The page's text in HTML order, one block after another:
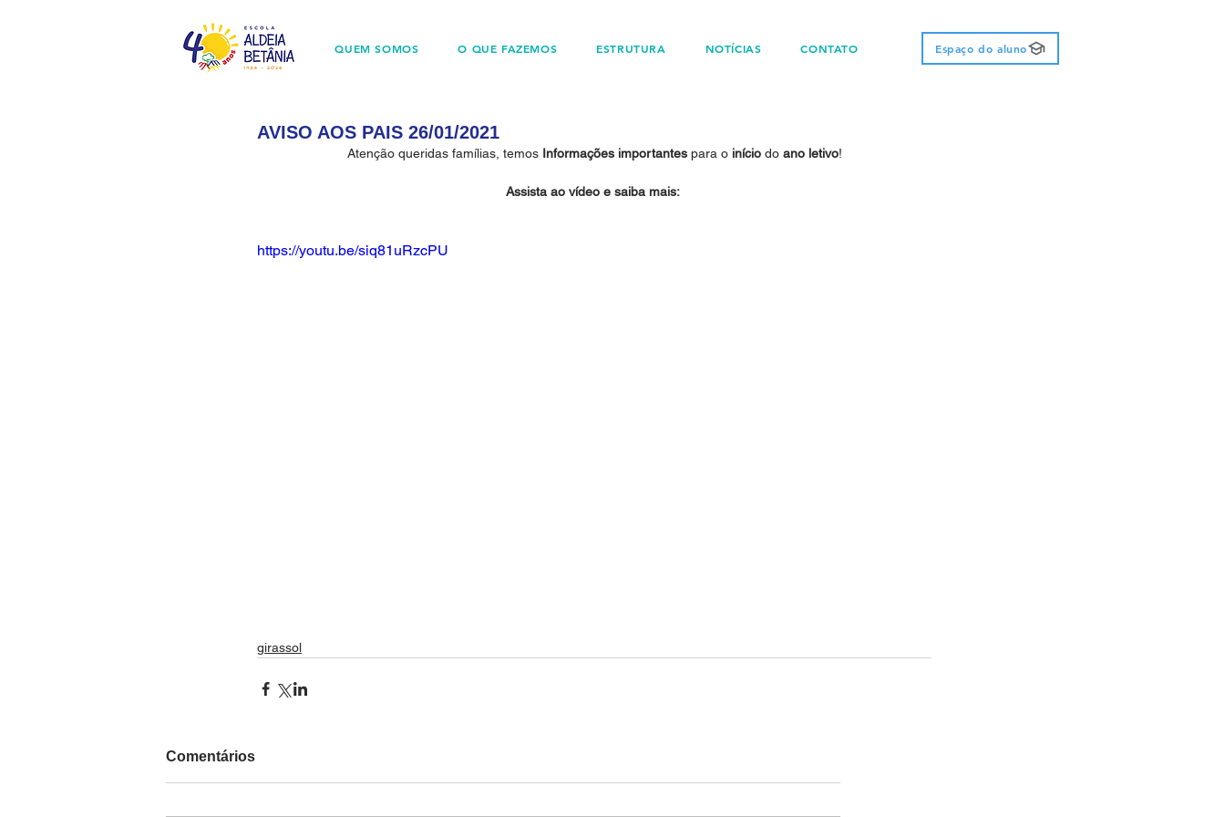
QUEM SOMOS O QUE FAZEMOS ESTRUTURA NOTÍCIAS CONTATO Espaço do aluno
AVISO AOS PAIS 26/01/2021
Atenção queridas famílias, temos Informações importantes para o início do ano letivo!
Assista ao vídeo e saiba mais:
https://youtu.be/siq81uRzcPU
girassol
Comentários